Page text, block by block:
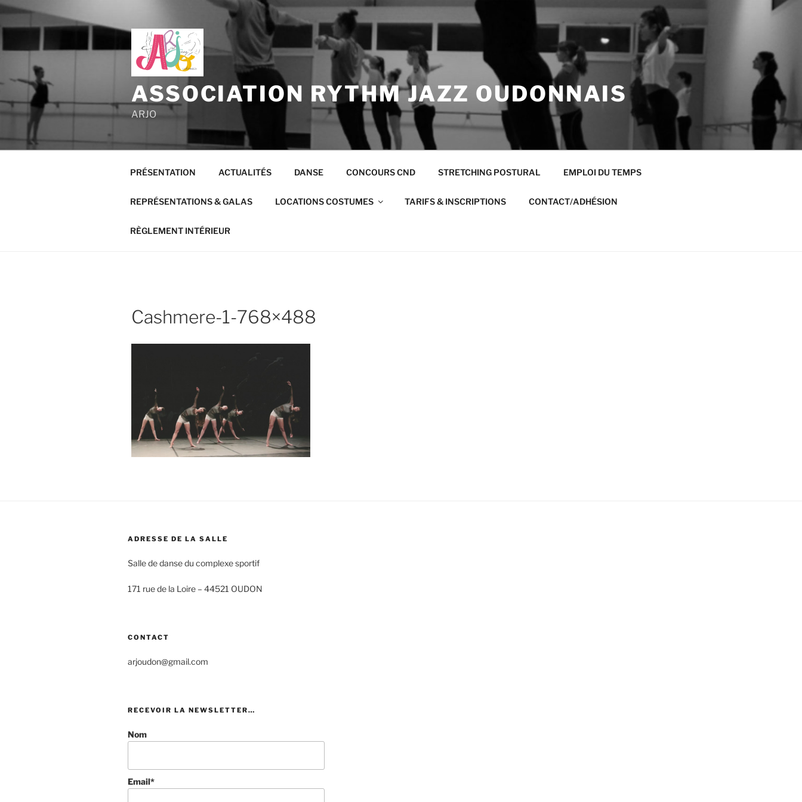
Aller
principal
ASSOCIATION RYTHM JAZZ OUDONNAIS
ARJO
PRÉSENTATION ACTUALITÉS DANSE CONCOURS CND STRETCHING POSTURAL EMPLOI DU TEMPS
REPRÉSENTATIONS & GALAS LOCATIONS COSTUMES TARIFS & INSCRIPTIONS CONTACT/ADHÉSION
RÈGLEMENT INTÉRIEUR
Cashmere-1-768×488
ADRESSE DE LA SALLE
Salle de danse du complexe sportif
171 rue de la Loire – 44521 OUDON
CONTACT
arjoudon@gmail.com
RECEVOIR LA NEWSLETTER…
Nom
Email*